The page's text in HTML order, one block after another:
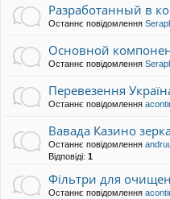
Разработанный в
Останнє повідомлення
Основной
Останнє повідомлення
Перевезення
Останнє повідомлення
Вавада Казино
Останнє повідомлення
Відповіді: 1
Фільтри для
Останнє повідомлення